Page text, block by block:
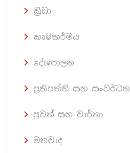
ක්‍රීඩා
කෘෂිකර්මය
දේශපාලන
ප්‍රතිපත්ති සහ සංවර්ධන
පුවත් සහ වාර්තා
මතවාද